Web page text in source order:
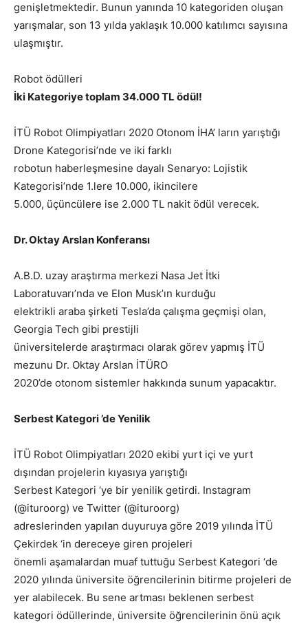
genişletmektedir. Bunun yanında 10 kategoriden oluşan
yarışmalar, son 13 yılda yaklaşık 10.000 katılımcı sayısına
ulaşmıştır.
Robot ödülleri
İki Kategoriye toplam 34.000 TL ödül!
İTÜ Robot Olimpiyatları 2020 Otonom İHA’ ların yarıştığı
Drone Kategorisi’nde ve iki farklı
robotun haberleşmesine dayalı Senaryo: Lojistik
Kategorisi’nde 1.lere 10.000, ikincilere
5.000, üçüncülere ise 2.000 TL nakit ödül verecek.
Dr. Oktay Arslan Konferansı
A.B.D. uzay araştırma merkezi Nasa Jet İtki
Laboratuvarı’nda ve Elon Musk’ın kurduğu
elektrikli araba şirketi Tesla’da çalışma geçmişi olan,
Georgia Tech gibi prestijli
üniversitelerde araştırmacı olarak görev yapmış İTÜ
mezunu Dr. Oktay Arslan İTÜRO
2020’de otonom sistemler hakkında sunum yapacaktır.
Serbest Kategori ’de Yenilik
İTÜ Robot Olimpiyatları 2020 ekibi yurt içi ve yurt
dışından projelerin kıyasıya yarıştığı
Serbest Kategori ‘ye bir yenilik getirdi. Instagram
(@ituroorg) ve Twitter (@ituroorg)
adreslerinden yapılan duyuruya göre 2019 yılında İTÜ
Çekirdek ‘in dereceye giren projeleri
önemli aşamalardan muaf tuttuğu Serbest Kategori ‘de
2020 yılında üniversite öğrencilerinin bitirme projeleri de
yer alabilecek. Bu sene artması beklenen serbest
kategori ödüllerinde, üniversite öğrencilerinin önü açık